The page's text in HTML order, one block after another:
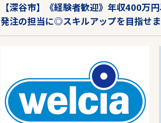
【深谷市】《経験者歓迎》年収400万
発注の担当に◎スキルアップを目指せま